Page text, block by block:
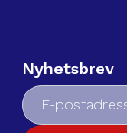
Nyhetsbrev